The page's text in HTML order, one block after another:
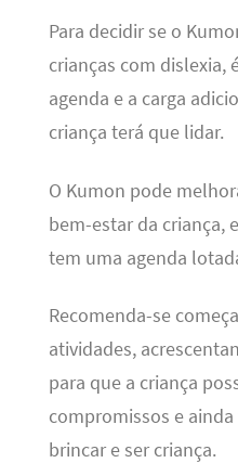
Para decidir se o
crianças com dislexia,
agenda e a carga
criança terá que lidar.
O Kumon pode
bem-estar da criança,
tem uma agenda
Recomenda-se
atividades,
para que a criança
compromissos e
brincar e ser criança.